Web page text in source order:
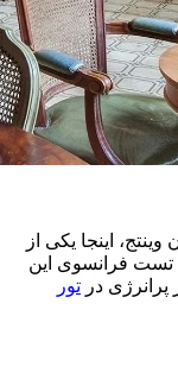
اینجا یکی از
تست فرانسوی این
در تور